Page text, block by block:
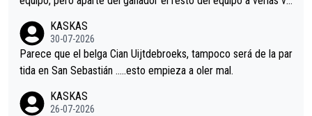
s.La única buena noticia es la mejoría de Enric Más en San Seb
astian.Si en la Vuelta a Burgos sigue la mejoría, podríamos ten
er alguna sorpresa en la Vuelta.Ojalá.
KASKAS
30-07-2026
Parece que el belga Cian Uijtdebroeks, tampoco será de la par
tida en San Sebastián …..esto empieza a oler mal.
KASKAS
26-07-2026